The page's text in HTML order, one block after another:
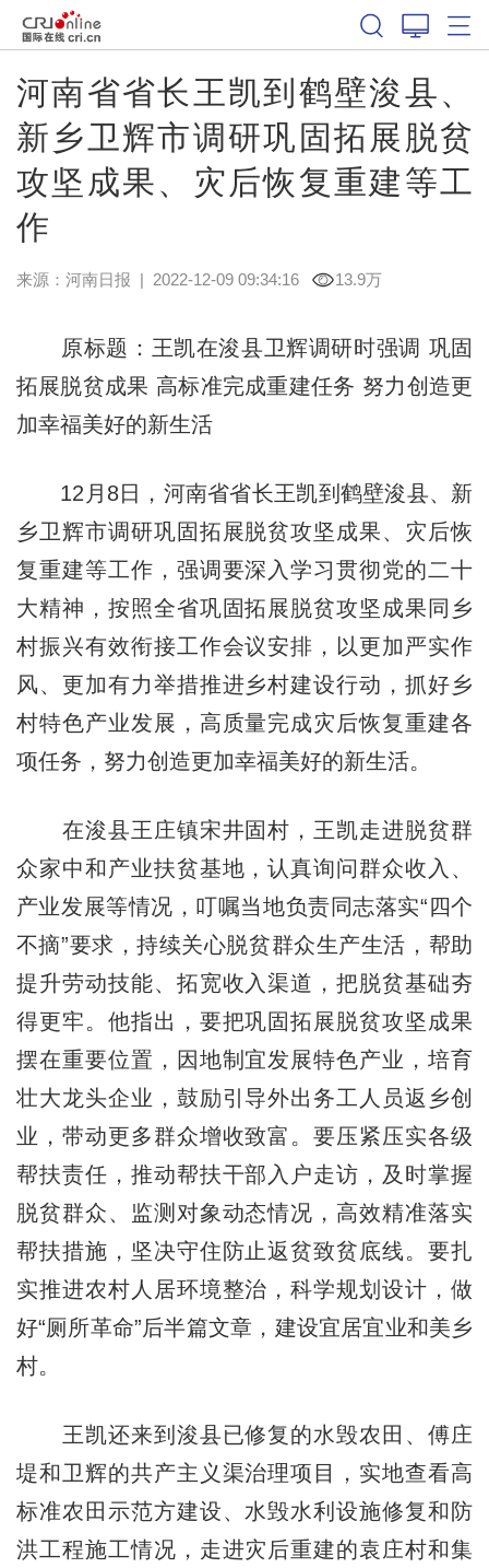
河南省省长王凯到鹤壁浚县、
新乡卫辉市调研巩固拓展脱贫
攻坚成果、灾后恢复重建等工
作
来源： 河南日报 | 2022-12-09 09:34:16 13.9万
原标题：王凯在浚县卫辉调研时强调 巩固
拓展脱贫成果 高标准完成重建任务 努力创造更
加幸福美好的新生活
12月8日，河南省省长王凯到鹤壁浚县、新
乡卫辉市调研巩固拓展脱贫攻坚成果、灾后恢
复重建等工作，强调要深入学习贯彻党的二十
大精神，按照全省巩固拓展脱贫攻坚成果同乡
村振兴有效衔接工作会议安排，以更加严实作
风、更加有力举措推进乡村建设行动，抓好乡
村特色产业发展，高质量完成灾后恢复重建各
项任务，努力创造更加幸福美好的新生活。
在浚县王庄镇宋井固村，王凯走进脱贫群
众家中和产业扶贫基地，认真询问群众收入、
产业发展等情况，叮嘱当地负责同志落实“四个
不摘”要求，持续关心脱贫群众生产生活，帮助
提升劳动技能、拓宽收入渠道，把脱贫基础夯
得更牢。他指出，要把巩固拓展脱贫攻坚成果
摆在重要位置，因地制宜发展特色产业，培育
壮大龙头企业，鼓励引导外出务工人员返乡创
业，带动更多群众增收致富。要压紧压实各级
帮扶责任，推动帮扶干部入户走访，及时掌握
脱贫群众、监测对象动态情况，高效精准落实
帮扶措施，坚决守住防止返贫致贫底线。要扎
实推进农村人居环境整治，科学规划设计，做
好“厕所革命”后半篇文章，建设宜居宜业和美乡
村。
王凯还来到浚县已修复的水毁农田、傅庄
堤和卫辉的共产主义渠治理项目，实地查看高
标准农田示范方建设、水毁水利设施修复和防
洪工程施工情况，走进灾后重建的袁庄村和集